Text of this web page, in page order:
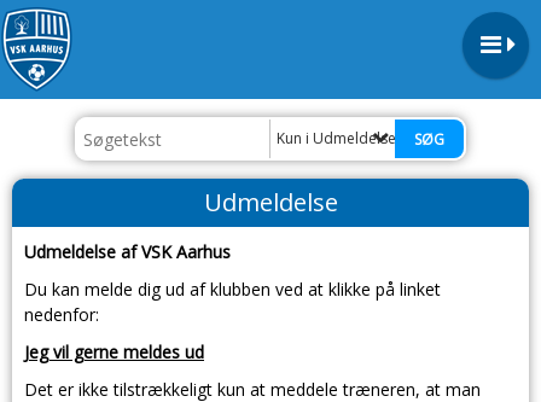
Kun i Udmeldelse
Udmeldelse
Udmeldelse af VSK Aarhus
Du kan melde dig ud af klubben ved at klikke på linket
nedenfor:
Jeg vil gerne meldes ud
Det er ikke tilstrækkeligt kun at meddele træneren, at man